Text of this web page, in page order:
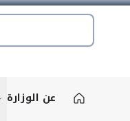
عن الوزارة